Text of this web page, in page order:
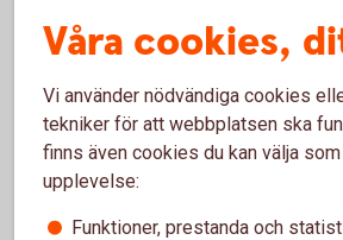
Folksam ömsesidig sakförsäkring
Välj innehåll i pensionsplanen
Våra cookies,
Vi använder nödvändiga cookies
tekniker för att webbplatsen ska
finns även cookies du kan välja
upplevelse:
Funktioner, prestanda och